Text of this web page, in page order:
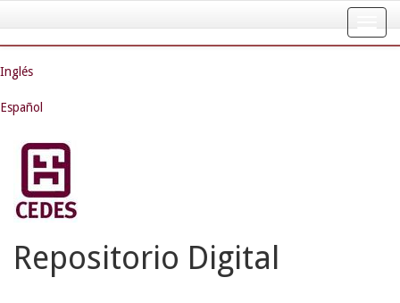
navigation
Inglés
Español
Repositorio Digital